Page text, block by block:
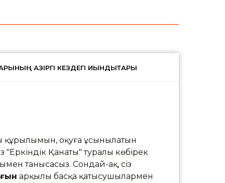
ҚАЗІРГІ КЕЗДЕГІ ҚИЫНДЫҚТАРЫ
құрылымын, оқуға ұсынылатын
"Еркіндік Қанаты" туралы көбірек
танысасыз. Сондай-ақ, сіз
арқылы басқа қатысушылармен